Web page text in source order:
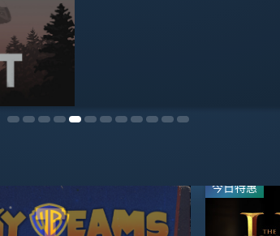
今日特惠
今日特惠
直播